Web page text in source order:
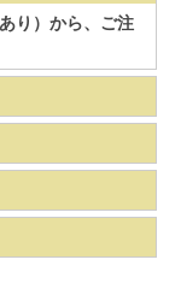
り）から、ご注